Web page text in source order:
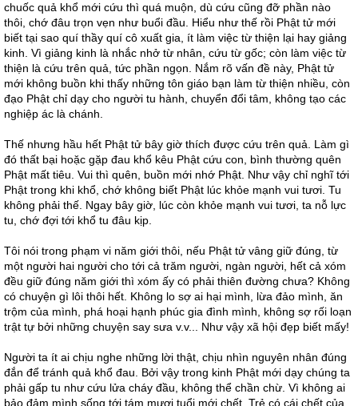
chuốc quả khổ mới cứu thì quá muộn, dù cứu cũng đỡ phần nào
thôi, chớ đâu trọn vẹn như buổi đầu. Hiểu như thế rồi Phật tử mới
biết tại sao quí thầy quí cô xuất gia, ít làm việc từ thiện lại hay giảng
kinh. Vì giảng kinh là nhắc nhở từ nhân, cứu từ gốc; còn làm việc từ
thiện là cứu trên quả, tức phần ngọn. Nắm rõ vấn đề này, Phật tử
mới không buồn khi thấy những tôn giáo bạn làm từ thiện nhiều, còn
đạo Phật chỉ dạy cho người tu hành, chuyển đổi tâm, không tạo các
nghiệp ác là chánh.
Thế nhưng hầu hết Phật tử bây giờ thích được cứu trên quả. Làm gì
đó thất bại hoặc gặp đau khổ kêu Phật cứu con, bình thường quên
Phật mất tiêu. Vui thì quên, buồn mới nhớ Phật. Như vậy chỉ nghĩ tới
Phật trong khi khổ, chớ không biết Phật lúc khỏe mạnh vui tươi. Tu
không phải thế. Ngay bây giờ, lúc còn khỏe mạnh vui tươi, ta nỗ lực
tu, chớ đợi tới khổ tu đâu kịp.
Tôi nói trong phạm vi năm giới thôi, nếu Phật tử vâng giữ đúng, từ
một người hai người cho tới cả trăm người, ngàn người, hết cả xóm
đều giữ đúng năm giới thì xóm ấy có phải thiên đường chưa? Không
có chuyện gì lôi thôi hết. Không lo sợ ai hại mình, lừa đảo mình, ăn
trộm của mình, phá hoại hạnh phúc gia đình mình, không sợ rối loạn
trật tự bởi những chuyện say sưa v.v... Như vậy xã hội đẹp biết mấy!
Người ta ít ai chịu nghe những lời thật, chịu nhìn nguyên nhân đúng
đắn để tránh quả khổ đau. Bởi vậy trong kinh Phật mới dạy chúng ta
phải gấp tu như cứu lửa cháy đầu, không thể chần chừ. Vì không ai
bảo đảm mình sống tới tám mươi tuổi mới chết. Trẻ có cái chết của